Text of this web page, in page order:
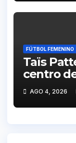
FÚTBOL FEMENINO
Taïs
centro
de
AGO 4, 2026